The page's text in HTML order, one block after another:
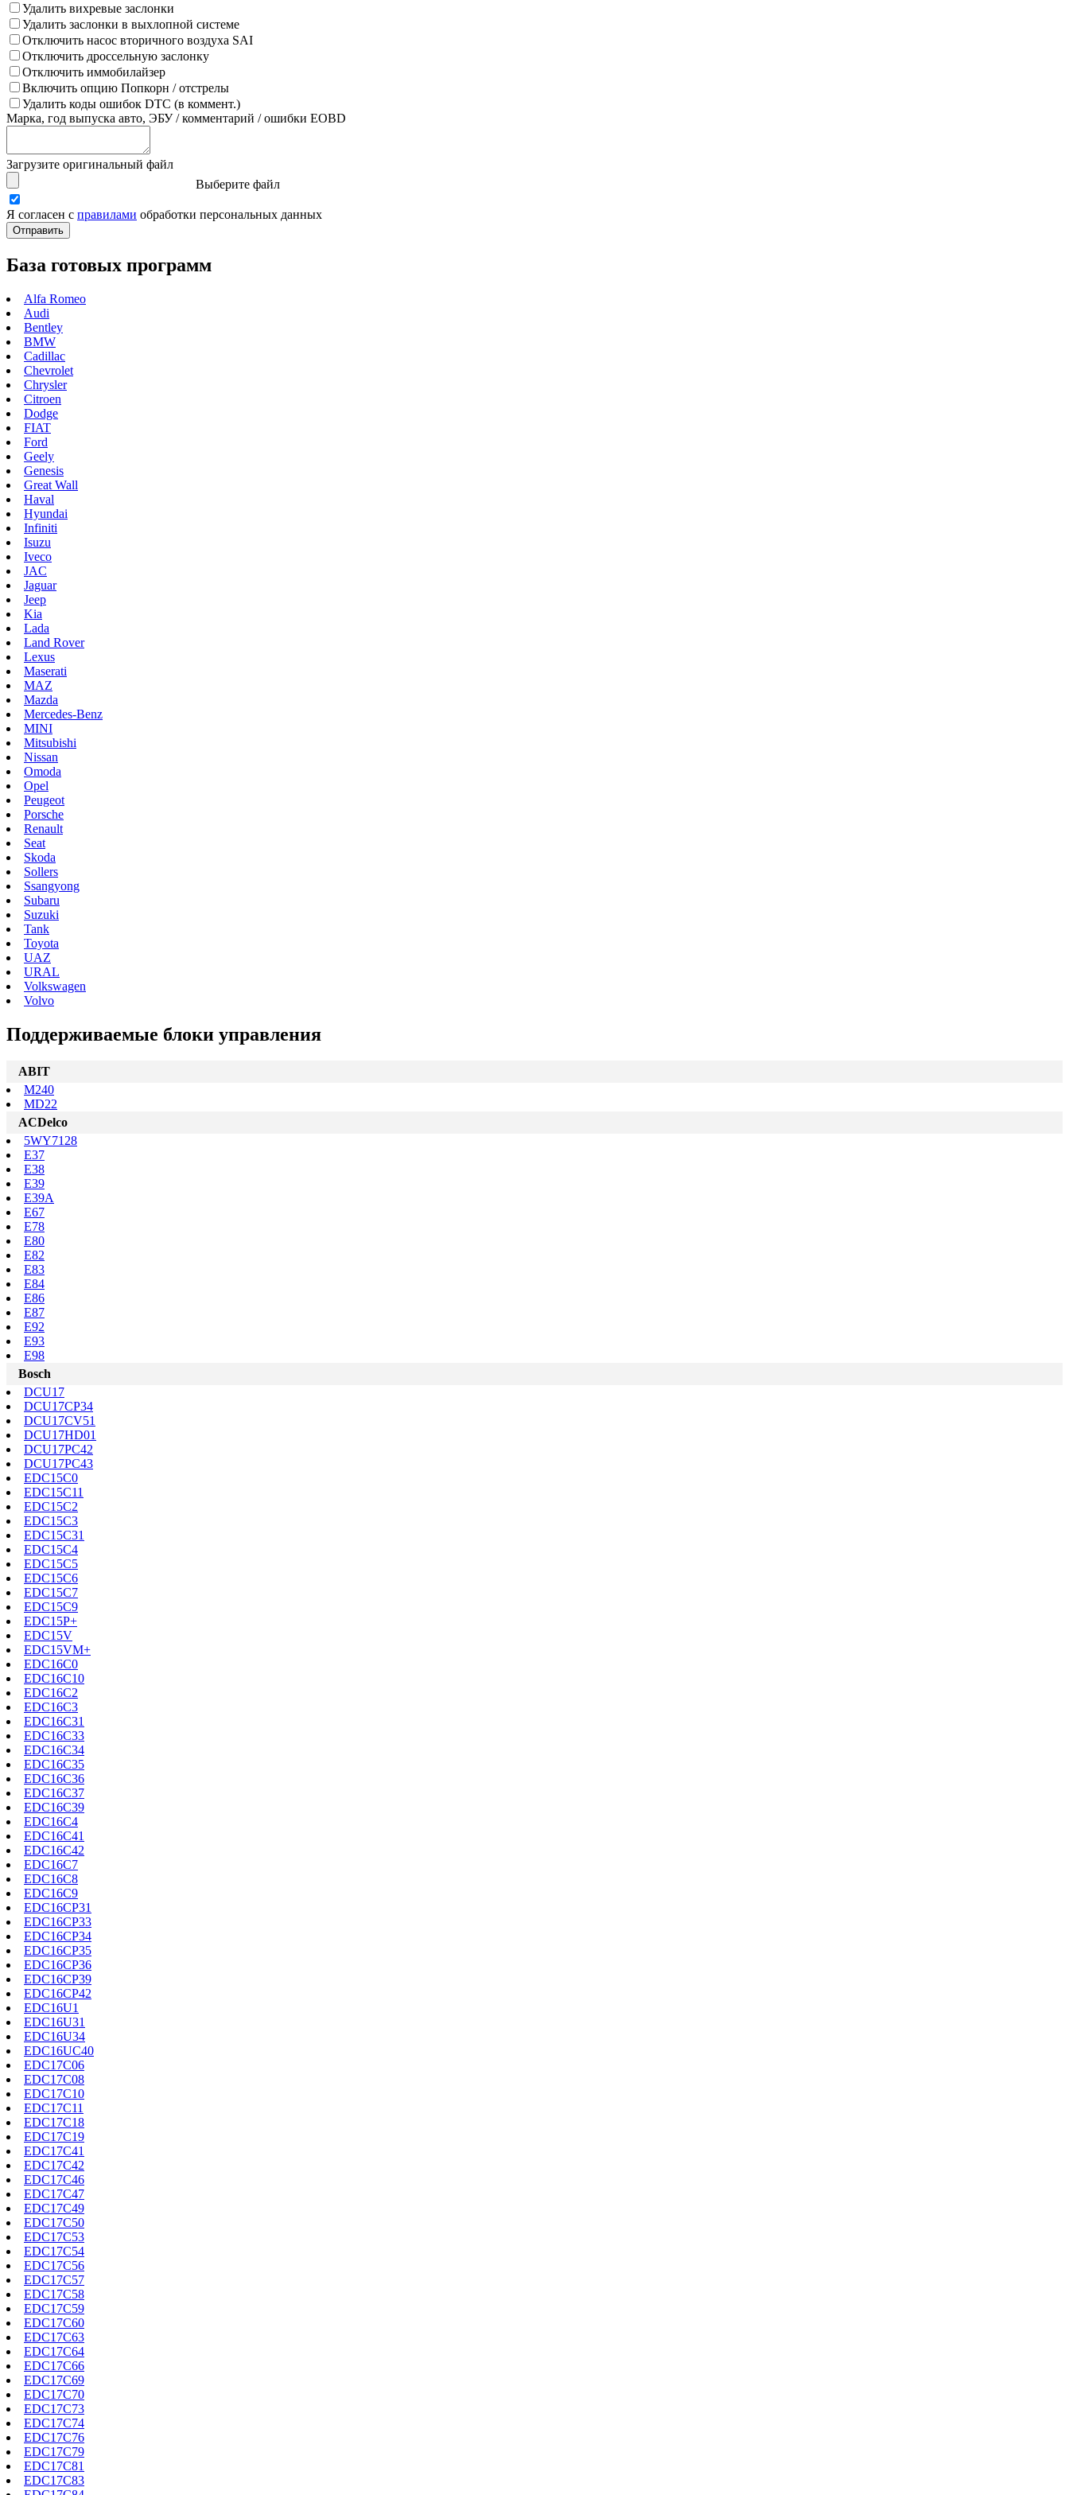
Удалить вихревые заслонки
Удалить заслонки в выхлопной системе
Отключить насос вторичного воздуха SAI
Отключить дроссельную заслонку
Отключить иммобилайзер
Включить опцию Попкорн / отстрелы
Удалить коды ошибок DTC (в коммент.)
Марка, год выпуска авто, ЭБУ / комментарий / ошибки EOBD
Загрузите оригинальный файл
Выберите файл
Я согласен с правилами обработки персональных данных
База готовых программ
Alfa Romeo
Audi
Bentley
BMW
Cadillac
Chevrolet
Chrysler
Citroen
Dodge
FIAT
Ford
Geely
Genesis
Great Wall
Haval
Hyundai
Infiniti
Isuzu
Iveco
JAC
Jaguar
Jeep
Kia
Lada
Land Rover
Lexus
Maserati
MAZ
Mazda
Mercedes-Benz
MINI
Mitsubishi
Nissan
Omoda
Opel
Peugeot
Porsche
Renault
Seat
Skoda
Sollers
Ssangyong
Subaru
Suzuki
Tank
Toyota
UAZ
URAL
Volkswagen
Volvo
Поддерживаемые блоки управления
ABIT
M240
MD22
ACDelco
5WY7128
E37
E38
E39
E39A
E67
E78
E80
E82
E83
E84
E86
E87
E92
E93
E98
Bosch
DCU17
DCU17CP34
DCU17CV51
DCU17HD01
DCU17PC42
DCU17PC43
EDC15C0
EDC15C11
EDC15C2
EDC15C3
EDC15C31
EDC15C4
EDC15C5
EDC15C6
EDC15C7
EDC15C9
EDC15P+
EDC15V
EDC15VM+
EDC16C0
EDC16C10
EDC16C2
EDC16C3
EDC16C31
EDC16C33
EDC16C34
EDC16C35
EDC16C36
EDC16C37
EDC16C39
EDC16C4
EDC16C41
EDC16C42
EDC16C7
EDC16C8
EDC16C9
EDC16CP31
EDC16CP33
EDC16CP34
EDC16CP35
EDC16CP36
EDC16CP39
EDC16CP42
EDC16U1
EDC16U31
EDC16U34
EDC16UC40
EDC17C06
EDC17C08
EDC17C10
EDC17C11
EDC17C18
EDC17C19
EDC17C41
EDC17C42
EDC17C46
EDC17C47
EDC17C49
EDC17C50
EDC17C53
EDC17C54
EDC17C56
EDC17C57
EDC17C58
EDC17C59
EDC17C60
EDC17C63
EDC17C64
EDC17C66
EDC17C69
EDC17C70
EDC17C73
EDC17C74
EDC17C76
EDC17C79
EDC17C81
EDC17C83